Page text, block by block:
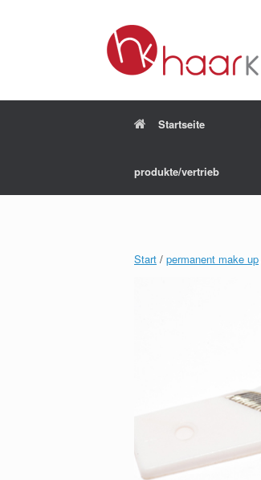
Startseite
produkte/vertrieb
Start / permanent make up